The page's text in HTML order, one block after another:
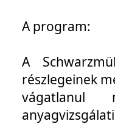
A program:
A
részlegeinek
vágatlanul